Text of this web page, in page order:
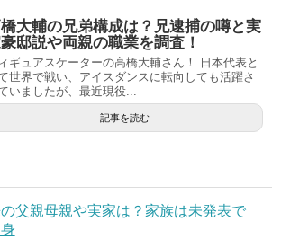
大輔の兄弟構成は？兄逮捕の噂と実
邸説や両親の職業を調査！
ギュアスケーターの高橋大輔さん！ 日本代表と
世界で戦い、アイスダンスに転向しても活躍さ
いましたが、最近現役...
記事を読む
父親母親や実家は？家族は未発表で